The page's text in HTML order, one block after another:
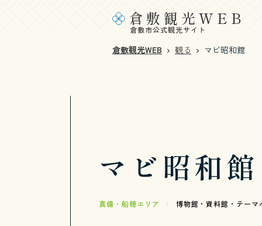
倉敷観光WEB
倉敷市公式観光サイト
倉敷観光WEB 観る マビ昭和館
マビ昭和館
真備・船穂エリア | 博物館・資料館・テーマ